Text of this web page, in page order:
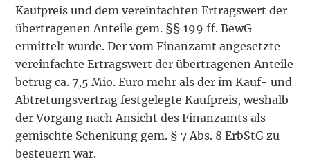
Kaufpreis und dem vereinfachten Ertragswert der
übertragenen Anteile gem. §§ 199 ff. BewG
ermittelt wurde. Der vom Finanzamt angesetzte
vereinfachte Ertragswert der übertragenen Anteile
betrug ca. 7,5 Mio. Euro mehr als der im Kauf- und
Abtretungsvertrag festgelegte Kaufpreis, weshalb
der Vorgang nach Ansicht des Finanzamts als
gemischte Schenkung gem. § 7 Abs. 8 ErbStG zu
besteuern war.